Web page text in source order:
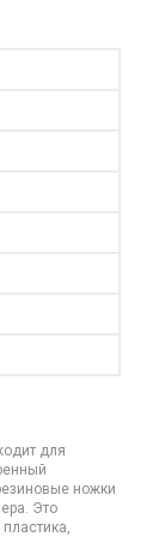
для
ножки
Это